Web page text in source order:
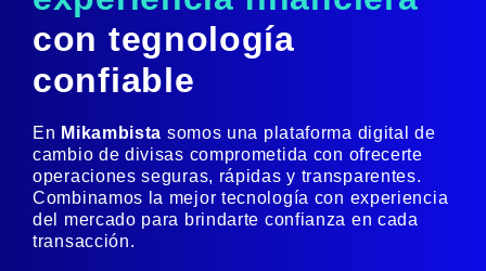
con tegnología
confiable
En Mikambista somos una plataforma digital de
cambio de divisas comprometida con ofrecerte
operaciones seguras, rápidas y transparentes.
Combinamos la mejor tecnología con experiencia
del mercado para brindarte confianza en cada
transacción.